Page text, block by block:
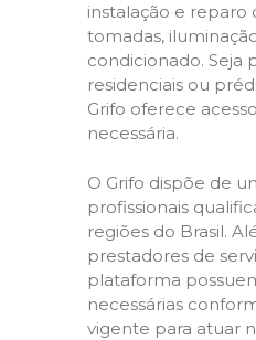
instalação e reparo
tomadas,
condicionado. Seja
residenciais ou
Grifo oferece
necessária.
O Grifo dispõe de
profissionais
regiões do Brasil.
prestadores de
plataforma
necessárias
vigente para atuar